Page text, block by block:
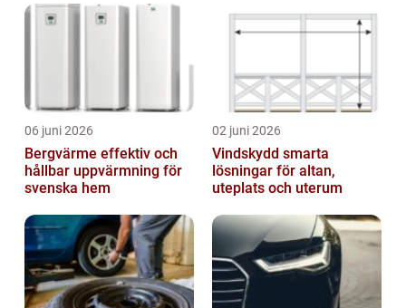
06 juni 2026
Bergvärme effektiv och
hållbar uppvärmning för
svenska hem
02 juni 2026
Vindskydd smarta
lösningar för altan,
uteplats och uterum